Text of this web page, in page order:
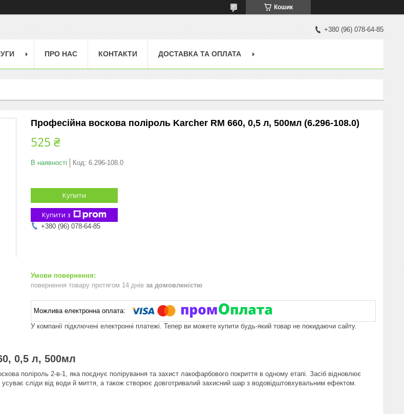
Кошик
+380 (96) 078-64-85
ПРО НАС КОНТАКТИ ДОСТАВКА ТА ОПЛАТА
Професійна воскова поліроль Karcher RM 660, 0,5 л, 500мл (6.296-108.0)
525 ₴
В наявності Код: 6.296-108.0
Купити
Купити з
+380 (96) 078-64-85
повернення товару протягом 14 днів за домовленістю
У компанії підключені електронні платежі. Тепер ви можете купити будь-який товар не покидаючи сайту.
0,5 л, 500мл
поліроль 2-в-1, яка поєднує полірування та захист лакофарбового покриття в одному етапі. Засіб відновлює
усуває сліди від води й миття, а також створює довготривалий захисний шар з водовідштовхувальним ефектом.